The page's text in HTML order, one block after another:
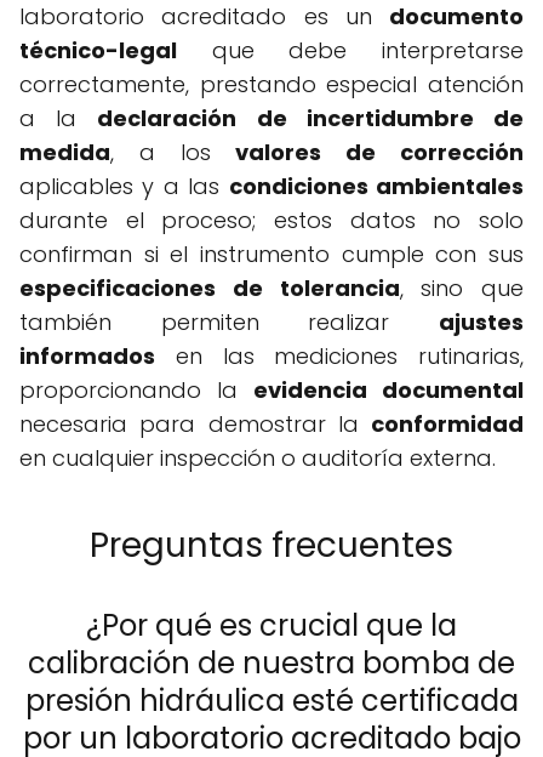
laboratorio acreditado es un documento
técnico-legal que debe interpretarse
correctamente, prestando especial atención
a la declaración de incertidumbre de
medida, a losvalores de corrección
aplicables y a las condiciones ambientales
durante el proceso; estos datos no solo
confirman si el instrumento cumple con sus
especificaciones de tolerancia, sino que
también permiten realizar ajustes
informados en las mediciones rutinarias,
proporcionando la evidencia documental
necesaria para demostrar la conformidad
en cualquier inspección o auditoría externa.
Preguntas frecuentes
¿Por qué es crucial que la
calibración de nuestra bomba de
presión hidráulica esté certificada
por un laboratorio acreditado bajo